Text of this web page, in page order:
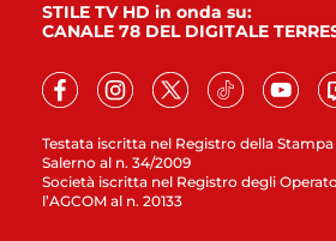
Testata iscritta nel Registro della
Salerno al n. 34/2009
Società iscritta nel Registro degli
l’AGCOM al n. 20133
STILE TV HD in onda su:
CANALE 78 DEL DIGITALE